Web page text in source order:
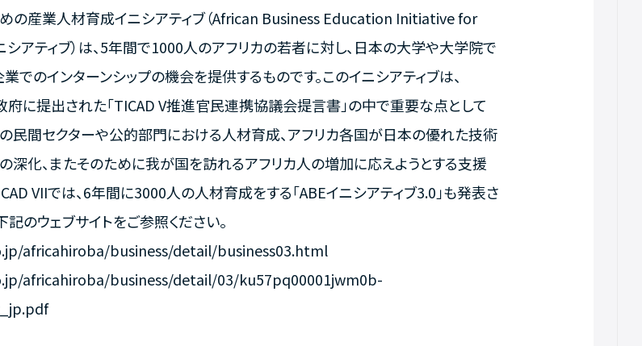
めの産業人材育成イニシアティブ（African Business Education Initiative for
シアティブ）は、5年間で1000人のアフリカの若者に対し、日本の大学や大学院で
でのインターンシップの機会を提供するものです。このイニシアティブは、
府に提出された「TICAD V推進官民連携協議会提言書」の中で重要な点として
民間セクターや公的部門における人材育成、アフリカ各国が日本の優れた技術
深化、またそのために我が国を訪れるアフリカ人の増加に応えようとする支援
VIIでは、6年間に3000人の人材育成をする「ABEイニシアティブ3.0」も発表さ
記のウェブサイトをご参照ください。
africahiroba/business/detail/business03.html
africahiroba/business/detail/03/ku57pq00001jwm0b-